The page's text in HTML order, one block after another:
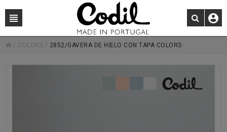
/ COLORS / 2852/GAVERA DE HIELO CON TAPA COLORS